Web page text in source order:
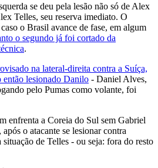
se deu pela lesão não só de Alex
Telles, seu reserva imediato. O
o Brasil avance de fase, em algum
o segundo já foi cortado da
.
na lateral-direita contra a Suíça,
então lesionado Danilo - Daniel Alves,
pelo Pumas como volante, foi
enfrenta a Coreia do Sul sem Gabriel
o atacante se lesionar contra
situação de Telles - ou seja: fora do resto